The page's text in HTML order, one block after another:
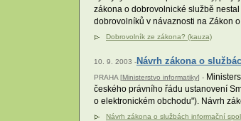
zákona o dobrovolnické službě
dobrovolníků v návaznosti na Zákon
Dobrovolník ze zákona? (kauza)
10. 9. 2003 -Návrh zákona o
PRAHA [Ministerstvo informatiky] -
českého právního řádu ustanovení
o elektronickém obchodu"). Návrh
Návrh zákona o službách informační